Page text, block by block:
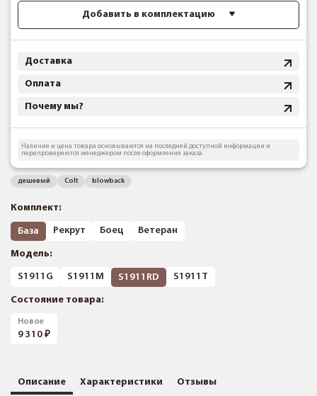
Добавить в комплектацию
Доставка
Оплата
Почему мы?
Наличие и цена товара основываются на последней доступной информации и
перепроверяются менеджером после оформления заказа
дешевый Colt blowback
Комплект:
База Рекрут Боец Ветеран
Модель:
S1911G S1911M S1911RD S1911T
Состояние товара:
Новое
9 310
Описание Характеристики Отзывы